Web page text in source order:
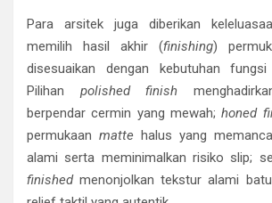
Para arsitek juga diberikan
memilih hasil akhir (finishing)
disesuaikan dengan kebutuhan
Pilihan polished finish
berpendar cermin yang mewah;honed
permukaan matte halus yang
alami serta meminimalkan risiko slip;
finishedmenonjolkan tekstur alami